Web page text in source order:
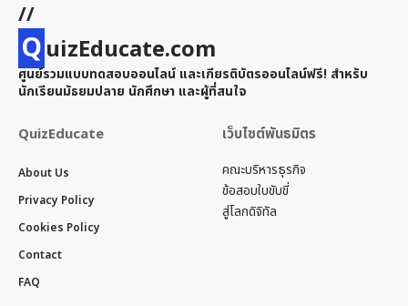
//
QuizEducate.com
ศูนย์รวมแบบทดสอบออนไลน์ และเกียรติบัตรออนไลน์ฟรี! สำหรับ
นักเรียนมัธยมปลาย นักศึกษา และผู้ที่สนใจ
QuizEducate
About Us
Privacy Policy
Cookies Policy
Contact
FAQ
เว็บไซต์พันธมิตร
คณะบริหารธุรกิจ
ข้อสอบใบขับขี่
สู่โลกดิจิทัล